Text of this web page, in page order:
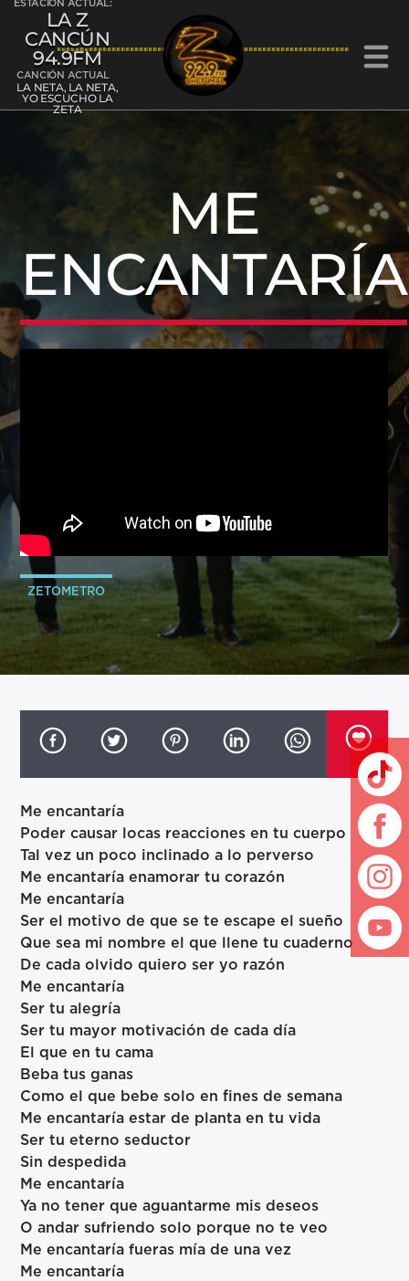
ESTACIÓN ACTUAL:
LA Z
CANCÚN
94.9FM
CANCIÓN ACTUAL
LA NETA, LA NETA,
YO ESCUCHO LA
ZETA
La Z Chetumal 92.9FM
ME
ENCANTARÍA
ZETOMETRO
Me encantaría
Poder causar locas reacciones en tu cuerpo
Tal vez un poco inclinado a lo perverso
Me encantaría enamorar tu corazón
Me encantaría
Ser el motivo de que se te escape el sueño
Que sea mi nombre el que llene tu cuaderno
De cada olvido quiero ser yo razón
Me encantaría
Ser tu alegría
Ser tu mayor motivación de cada día
El que en tu cama
Beba tus ganas
Como el que bebe solo en fines de semana
Me encantaría estar de planta en tu vida
Ser tu eterno seductor
Sin despedida
Me encantaría
Ya no tener que aguantarme mis deseos
O andar sufriendo solo porque no te veo
Me encantaría fueras mía de una vez
Me encantaría